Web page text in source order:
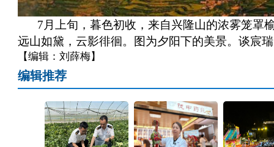
7月上旬，暮色初收，来自兴隆山的浓雾笼罩
远山如黛，云影徘徊。图为夕阳下的美景。谈宸
【编辑：刘薛梅】
编辑推荐